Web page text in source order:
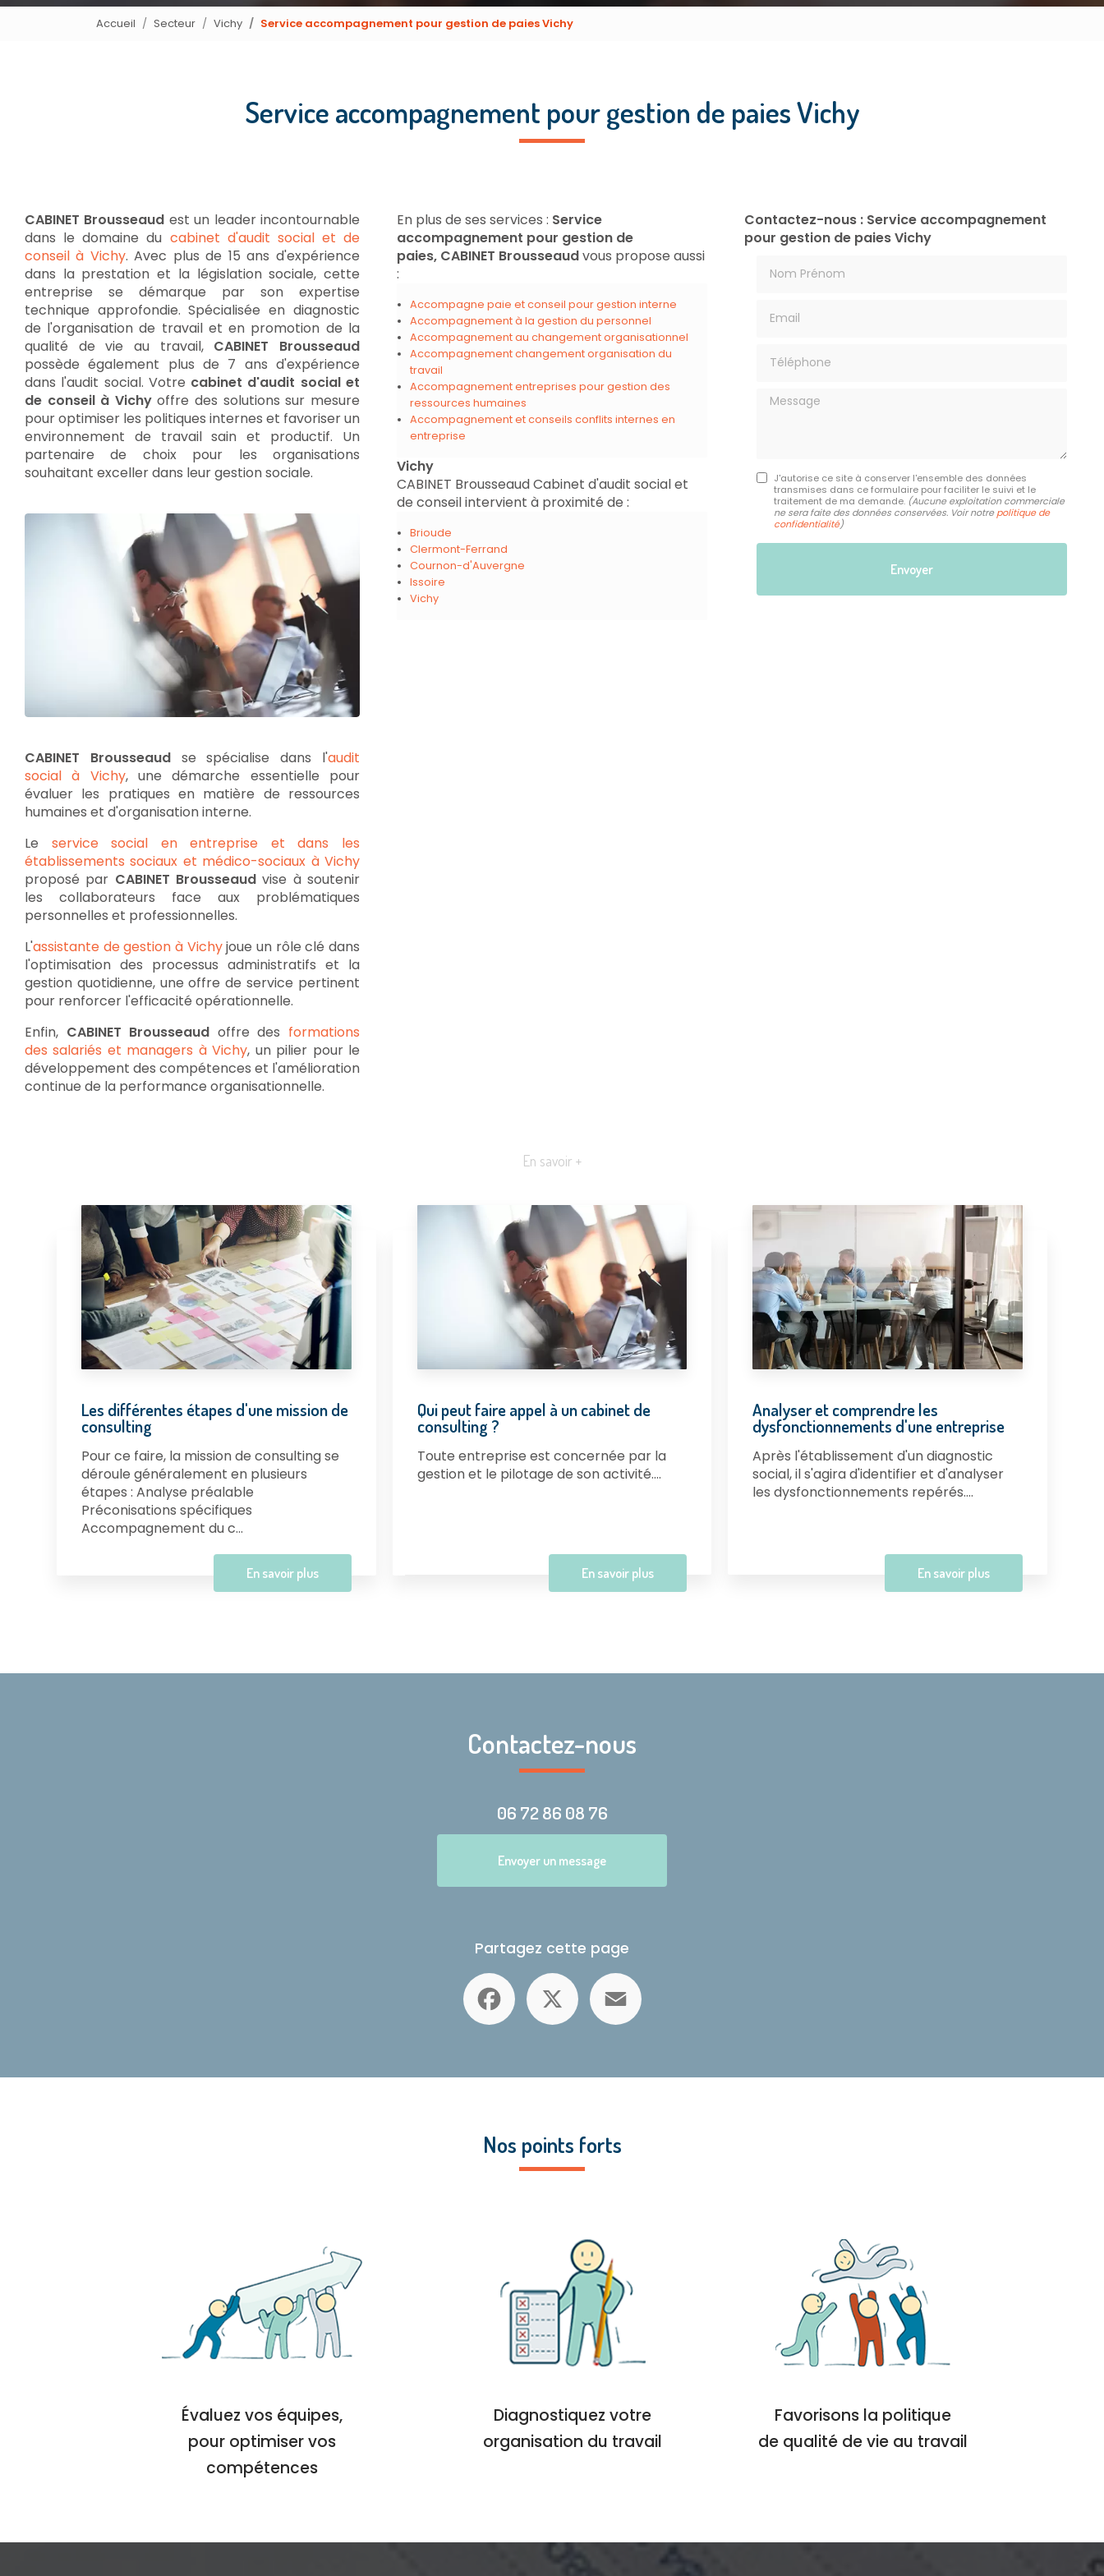
Accueil Secteur Vichy Service accompagnement pour gestion de paies Vichy
Service accompagnement pour gestion de paies Vichy
CABINET Brousseaud est un leader incontournable
dans le domaine du cabinet d'audit social et de
conseil à Vichy. Avec plus de 15 ans d'expérience
dans la prestation et la législation sociale, cette
entreprise se démarque par son expertise
technique approfondie. Spécialisée en diagnostic
de l'organisation de travail et en promotion de la
qualité de vie au travail, CABINET Brousseaud
possède également plus de 7 ans d'expérience
dans l'audit social. Votre cabinet d'audit social et
de conseil à Vichyoffre des solutions sur mesure
pour optimiser les politiques internes et favoriser un
environnement de travail sain et productif. Un
partenaire de choix pour les organisations
souhaitant exceller dans leur gestion sociale.
CABINET Brousseaudse spécialise dans l'audit
social à Vichy, une démarche essentielle pour
évaluer les pratiques en matière de ressources
humaines et d'organisation interne.
Le service social en entreprise et dans les
établissements sociaux et médico-sociaux à Vichy
proposé par CABINET Brousseaud vise à soutenir
les collaborateurs face aux problématiques
personnelles et professionnelles.
L'assistante de gestion à Vichyjoue un rôle clé dans
l'optimisation des processus administratifs et la
gestion quotidienne, une offre de service pertinent
pour renforcer l'efficacité opérationnelle.
Enfin, CABINET Brousseaud offre des formations
des salariés et managers à Vichy, un pilier pour le
développement des compétences et l'amélioration
continue de la performance organisationnelle.
En plus de ses services : Service
accompagnement pour gestion de
paies, CABINET Brousseaudvous propose aussi
:
Accompagne paie et conseil pour gestion interne
Accompagnement à la gestion du personnel
Accompagnement au changement organisationnel
Accompagnement changement organisation du
travail
Accompagnement entreprises pour gestion des
ressources humaines
Accompagnement et conseils conflits internes en
entreprise
Vichy
CABINET Brousseaud Cabinet d'audit social et
de conseil intervient à proximité de :
Brioude
Clermont-Ferrand
Cournon-d'Auvergne
Issoire
Vichy
Contactez-nous : Service accompagnement
pour gestion de paies Vichy
Message
J'autorise ce site à conserver l'ensemble des données
transmises dans ce formulaire pour faciliter le suivi et le
traitement de ma demande. (Aucune exploitation commerciale
ne sera faite des données conservées. Voir notrepolitique de
confidentialité)
En savoir +
Les différentes étapes d'une mission de
consulting
Pour ce faire, la mission de consulting se
déroule généralement en plusieurs
étapes : Analyse préalable
Préconisations spécifiques
Accompagnement du c...
En savoir plus
Qui peut faire appel à un cabinet de
consulting ?
Toute entreprise est concernée par la
gestion et le pilotage de son activité....
En savoir plus
Analyser et comprendre les
dysfonctionnements d'une entreprise
Après l'établissement d'un diagnostic
social, il s'agira d'identifier et d'analyser
les dysfonctionnements repérés....
En savoir plus
Contactez-nous
06 72 86 08 76
Envoyer un message
Partagez cette page
Facebook
Nos points forts
Évaluez vos équipes,
pour optimiser vos
compétences
Diagnostiquez votre
organisation du travail
Favorisons la politique
de qualité de vie au travail